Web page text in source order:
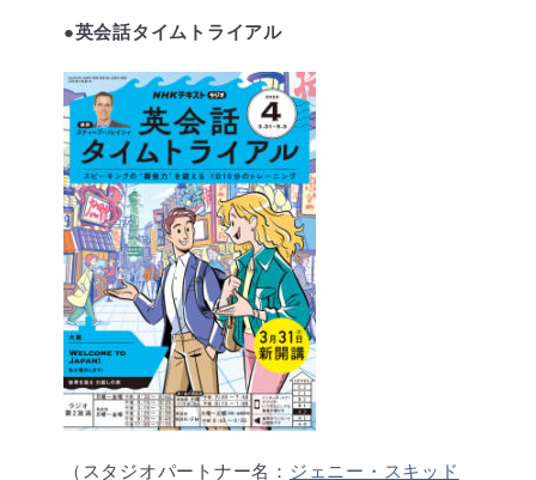
●英会話タイムトライアル
（スタジオパートナー名： ジェニー・スキッド